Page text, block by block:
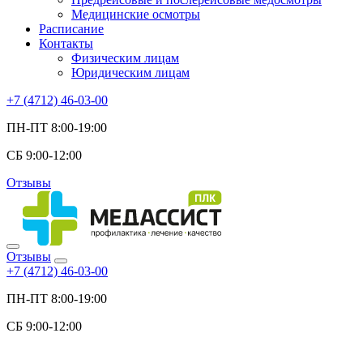
Медицинские осмотры
Расписание
Контакты
Физическим лицам
Юридическим лицам
+7 (4712) 46-03-00
ПН-ПТ 8:00-19:00
СБ 9:00-12:00
Отзывы
Отзывы
+7 (4712) 46-03-00
ПН-ПТ 8:00-19:00
СБ 9:00-12:00